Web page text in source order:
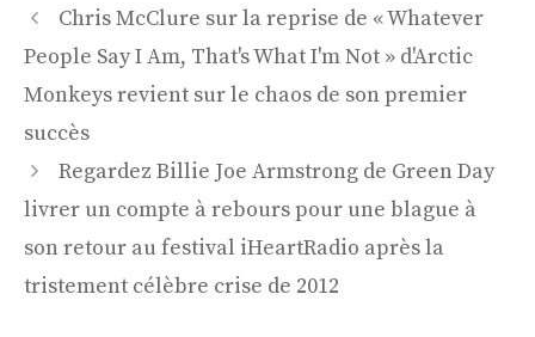
Navigation
des
articles
Chris McClure sur la reprise de « Whatever
People Say I Am, That's What I'm Not » d'Arctic
Monkeys revient sur le chaos de son premier
succès
Regardez Billie Joe Armstrong de Green Day
livrer un compte à rebours pour une blague à
son retour au festival iHeartRadio après la
tristement célèbre crise de 2012